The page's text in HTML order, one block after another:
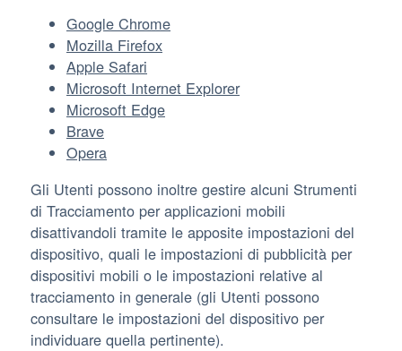
Google Chrome
Mozilla Firefox
Apple Safari
Microsoft Internet Explorer
Microsoft Edge
Brave
Opera
Gli Utenti possono inoltre gestire alcuni Strumenti
di Tracciamento per applicazioni mobili
disattivandoli tramite le apposite impostazioni del
dispositivo, quali le impostazioni di pubblicità per
dispositivi mobili o le impostazioni relative al
tracciamento in generale (gli Utenti possono
consultare le impostazioni del dispositivo per
individuare quella pertinente).